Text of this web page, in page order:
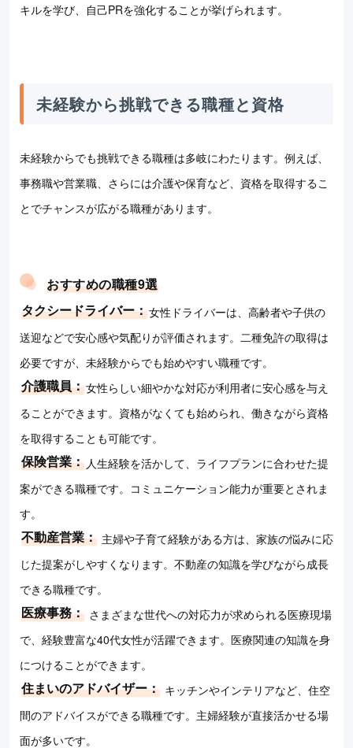
キルを学び、自己PRを強化することが挙げられます。
未経験から挑戦できる職種と資格
未経験からでも挑戦できる職種は多岐にわたります。例えば、
事務職や営業職、さらには介護や保育など、資格を取得するこ
とでチャンスが広がる職種があります。
おすすめの職種9選
タクシードライバー：女性ドライバーは、高齢者や子供の
送迎などで安心感や気配りが評価されます。二種免許の取得は
必要ですが、未経験からでも始めやすい職種です。
介護職員：女性らしい細やかな対応が利用者に安心感を与え
ることができます。資格がなくても始められ、働きながら資格
を取得することも可能です。
保険営業： 人生経験を活かして、ライフプランに合わせた提
案ができる職種です。コミュニケーション能力が重要とされま
す。
不動産営業： 主婦や子育て経験がある方は、家族の悩みに応
じた提案がしやすくなります。不動産の知識を学びながら成長
できる職種です。
医療事務： さまざまな世代への対応力が求められる医療現場
で、経験豊富な40代女性が活躍できます。医療関連の知識を身
につけることができます。
住まいのアドバイザー： キッチンやインテリアなど、住空
間のアドバイスができる職種です。主婦経験が直接活かせる場
面が多いです。